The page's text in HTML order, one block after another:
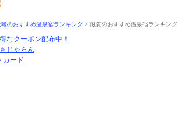
畿のおすすめ温泉宿ランキング > 滋賀のおすすめ温泉宿ランキング
なクーポン配布中！
じゃらん
カード